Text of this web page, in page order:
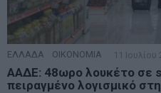
ΕΛΛΑΔΑ ΟΙΚΟΝΟΜΙΑ 11 Ιουλίου
ΑΑΔΕ: 48ωρο λουκέτο σε
πειραγμένο λογισμικό